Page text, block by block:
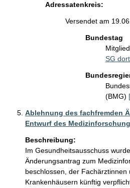
Adressatenkreis:
Versendet am
Bundestag
SG
(BMG)
Ablehnung des fachfremden
Entwurf des
Beschreibung:
Im Gesundheitsausschuss
Änderungsantrag zum
beschlossen, der Fachärztinnen
Krankenhäusern künftig